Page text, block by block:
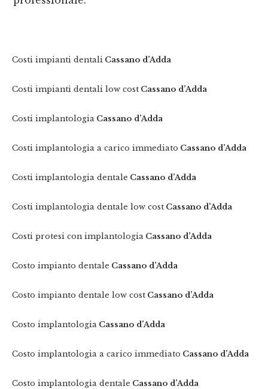
Costi impianti dentali Cassano d’Adda
Costi impianti dentali low cost Cassano d’Adda
Costi implantologia Cassano d’Adda
Costi implantologia a carico immediato Cassano d’Adda
Costi implantologia dentale Cassano d’Adda
Costi implantologia dentale low cost Cassano d’Adda
Costi protesi con implantologia Cassano d’Adda
Costo impianto dentale Cassano d’Adda
Costo impianto dentale low cost Cassano d’Adda
Costo implantologia Cassano d’Adda
Costo implantologia a carico immediato Cassano d’Adda
Costo implantologia dentale Cassano d’Adda